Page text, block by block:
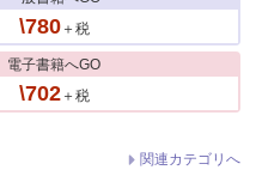
\780＋税
電子書籍へGO
\702＋税
関連カテゴリへ